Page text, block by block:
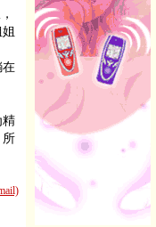
在
精
所